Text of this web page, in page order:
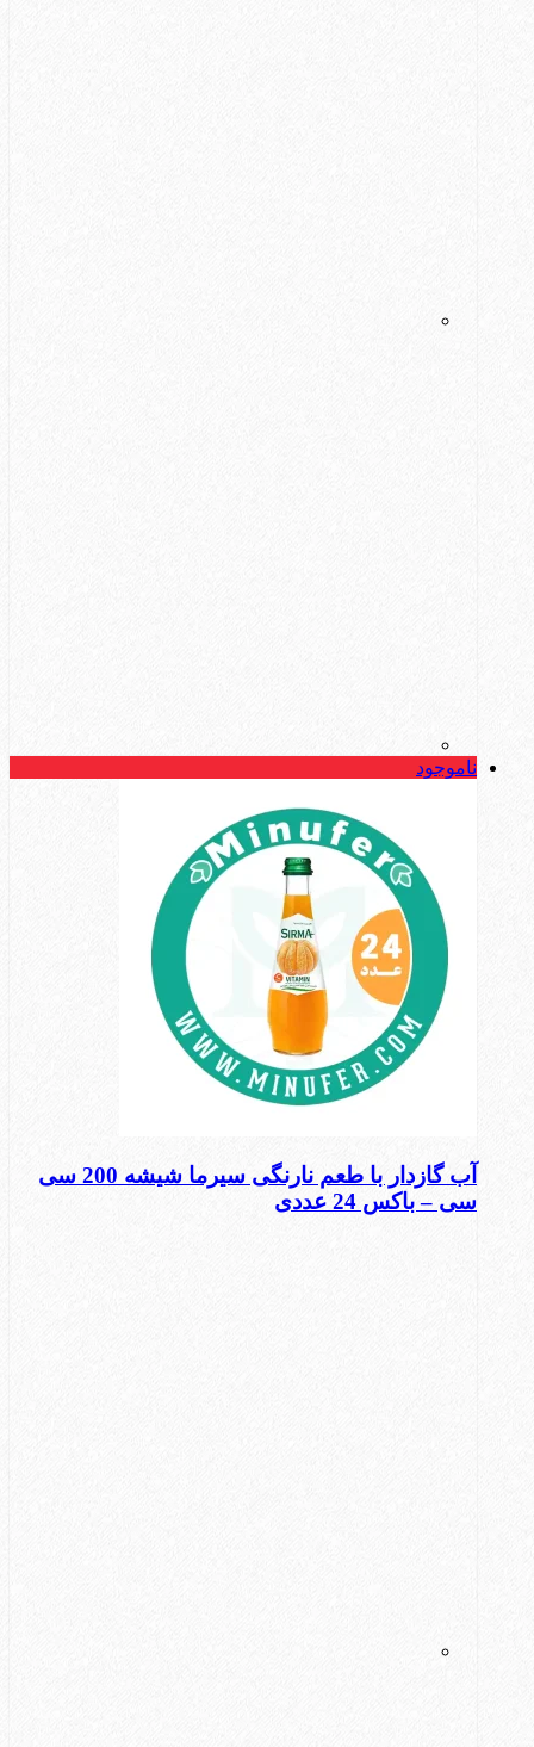
ناموجود
آب گازدار با طعم نارنگی سیرما شیشه 200 سی
سی – باکس 24 عددی